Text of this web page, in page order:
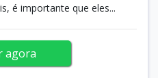
é importante que eles...
agora